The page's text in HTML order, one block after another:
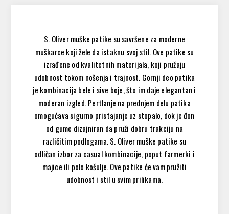
S. Oliver muške patike su savršene za moderne
muškarce koji žele da istaknu svoj stil. Ove patike su
izrađene od kvalitetnih materijala, koji pružaju
udobnost tokom nošenja i trajnost. Gornji deo patika
je kombinacija bele i sive boje, što im daje elegantan i
moderan izgled. Pertlanje na prednjem delu patika
omogućava sigurno pristajanje uz stopalo, dok je đon
od gume dizajniran da pruži dobru trakciju na
različitim podlogama. S. Oliver muške patike su
odličan izbor za casual kombinacije, poput farmerki i
majice ili polo košulje. Ove patike će vam pružiti
udobnost i stil u svim prilikama.